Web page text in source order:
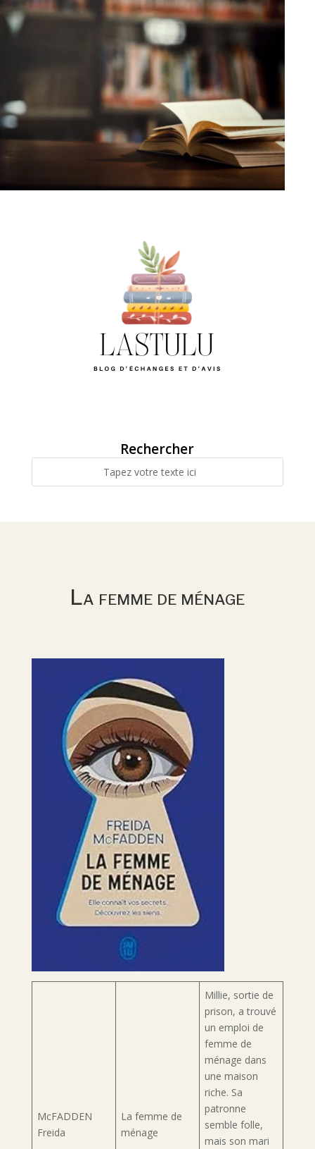
Rechercher
La femme de ménage
McFADDEN
Freida
La femme de
ménage
Millie, sortie de
prison, a trouvé
un emploi de
femme de
ménage dans
une maison
riche. Sa
patronne
semble folle,
mais son mari